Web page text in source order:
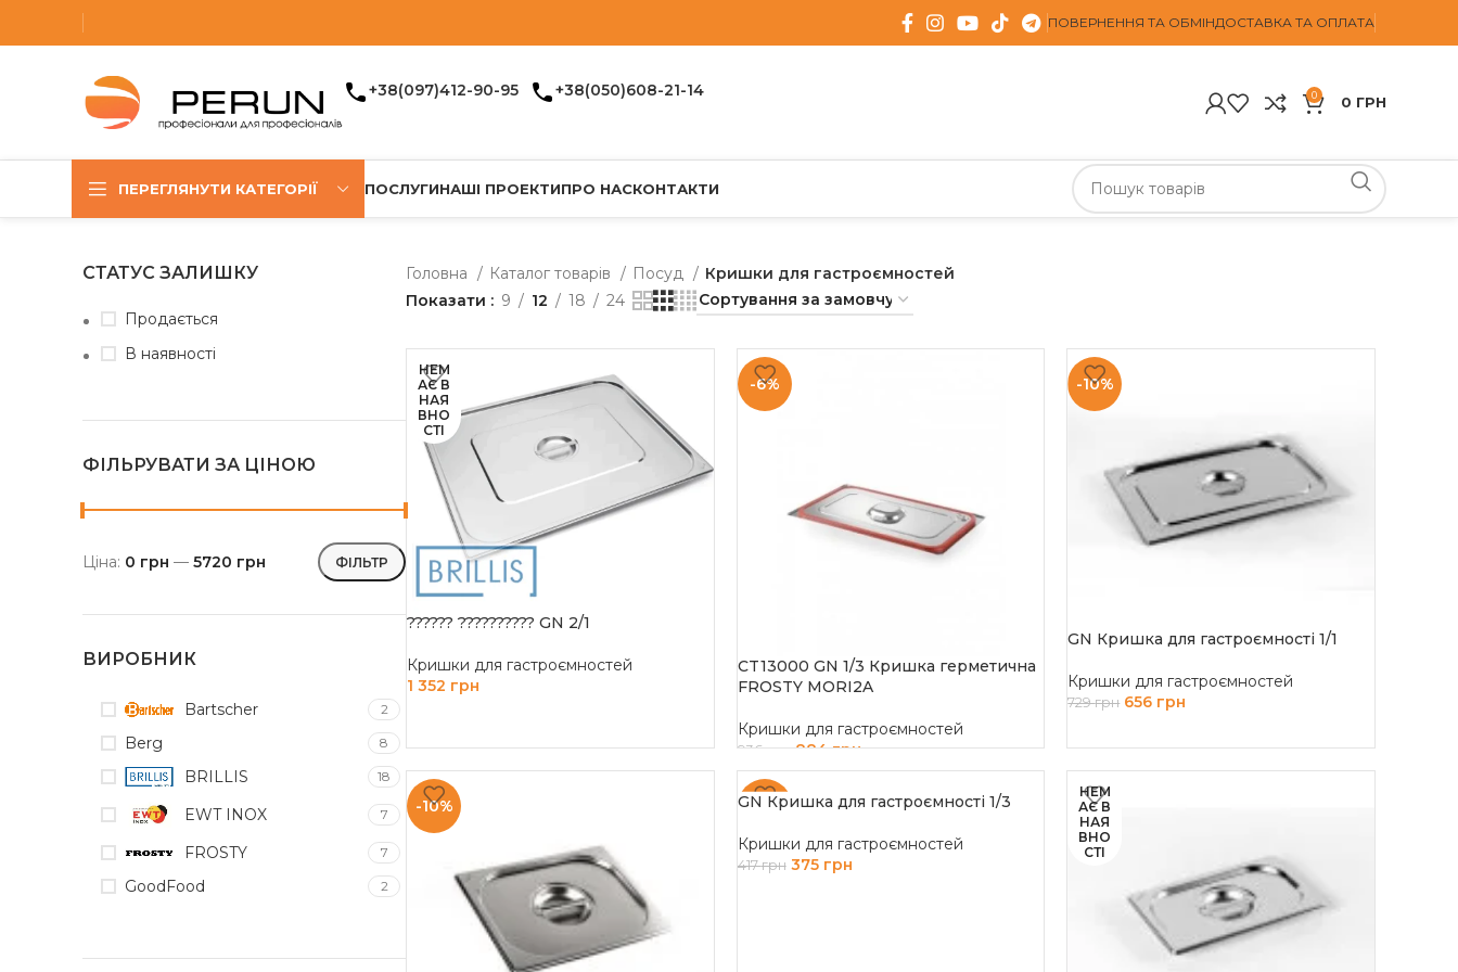
ПОВЕРНЕННЯ ТА ОБМІНДОСТАВКА ТА ОПЛАТА
+38(097)412-90-95 +38(050)608-21-14 0 0 ГРН
ПЕРЕГЛЯНУТИ КАТЕГОРІЇ ПОСЛУГИНАШІ ПРОЕКТИПРО НАСКОНТАКТИ
СТАТУС ЗАЛИШКУ
Продається
В наявності
ФІЛЬРУВАТИ ЗА ЦІНОЮ
ФІЛЬТР
Ціна: 0 грн — 5720 грн
ВИРОБНИК
Bartscher 2
Berg 8
BRILLIS 18
EWT INOX 7
FROSTY 7
GoodFood 2
Головна Каталог товарів Посуд
Кришки для гастроємностей
Показати
9 12 18 24
НЕМ
АЄ В
НАЯ
ВНО
СТІ
?????? ?????????? GN 2/1
Кришки для гастроємностей
1 352 грн
-6%
CT13000 GN 1/3 Кришка герметична
FROSTY MORI2A
Кришки для гастроємностей
936грн 884грн
ДОДАТИ В КОШИК
-10%
GN Кришка для гастроємності 1/1
Кришки для гастроємностей
729грн 656 грн
-10% -10%
GN Кришка для гастроємності 1/3
Кришки для гастроємностей
417грн 375 грн
НЕМ
АЄ В
НАЯ
ВНО
СТІ